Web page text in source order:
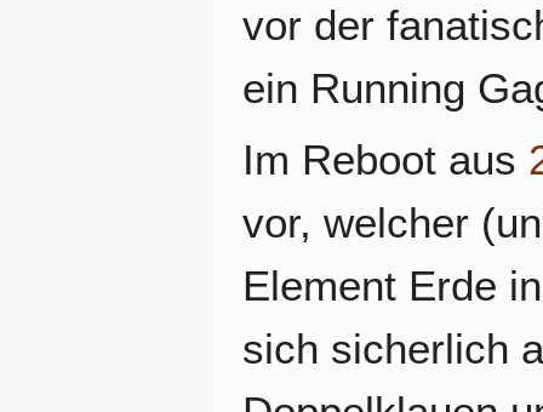
vor der
ein Running
Im Reboot aus
vor, welcher
Element Erde
sich sicherlich